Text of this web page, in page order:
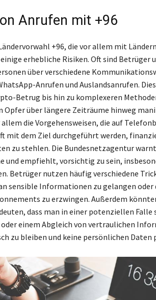
Anrufen mit +96
+96, die vor allem mit
erhebliche Risiken. Oft sind Betrüger
über verschiedene
Anrufen und Auslandsanrufen.
Betrug bis hin zu komplexeren
Opfer über längere Zeiträume hinweg
die Vorgehensweisen, die auf
mit dem Ziel durchgeführt werden,
zu stehlen. Die Bundesnetzagentur
und empfiehlt, vorsichtig zu sein,
Betrüger nutzen häufig verschiedene
sensible Informationen zu gelangen oder
zu erzwingen. Außerdem
dass man in einer potenziellen
einem Abgleich von vertraulichen
zu bleiben und keine persönlichen Daten